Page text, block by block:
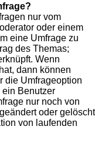
nur vom
oder einem
eine Umfrage zu
des Themas;
Wenn
dann können
die Umfrageoption
Benutzer
nur noch von
oder gelöscht
von laufenden